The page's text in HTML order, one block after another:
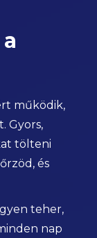
működik,
Gyors,
tölteni
és
teher,
nap